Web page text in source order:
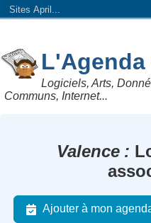
Sites April...
Logiciels, Arts,
Communs, Internet...
Valence
Ajouter à mon